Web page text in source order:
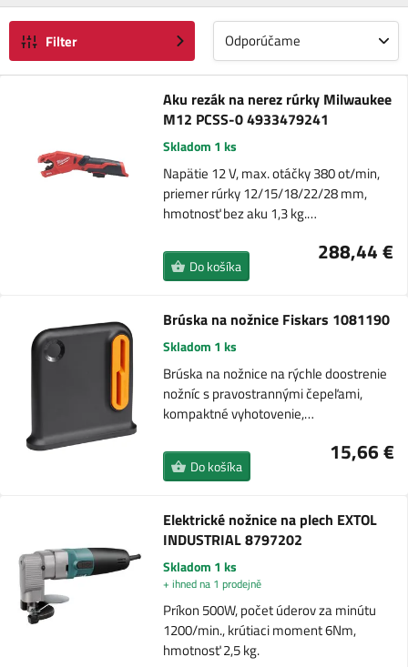
Filter Odporúčame
Aku rezák na nerez rúrky Milwaukee
M12 PCSS-0 4933479241
Skladom 1 ks
Napätie 12 V, max. otáčky 380 ot/min,
priemer rúrky 12/15/18/22/28 mm,
hmotnosť bez aku 1,3 kg.…
288,44 €
Do košíka
Brúska na nožnice Fiskars 1081190
Skladom 1 ks
Brúska na nožnice na rýchle doostrenie
nožníc s pravostrannými čepeľami,
kompaktné vyhotovenie,…
15,66 €
Do košíka
Elektrické nožnice na plech EXTOL
INDUSTRIAL 8797202
Skladom 1 ks
+ ihned na 1 prodejně
Príkon 500W, počet úderov za minútu
1200/min., krútiaci moment 6Nm,
hmotnosť 2,5 kg.